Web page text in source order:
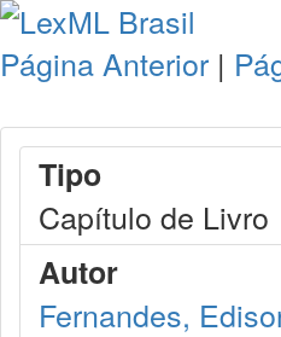
Página Anterior |
Tipo
Capítulo de Livro
Autor
Fernandes,